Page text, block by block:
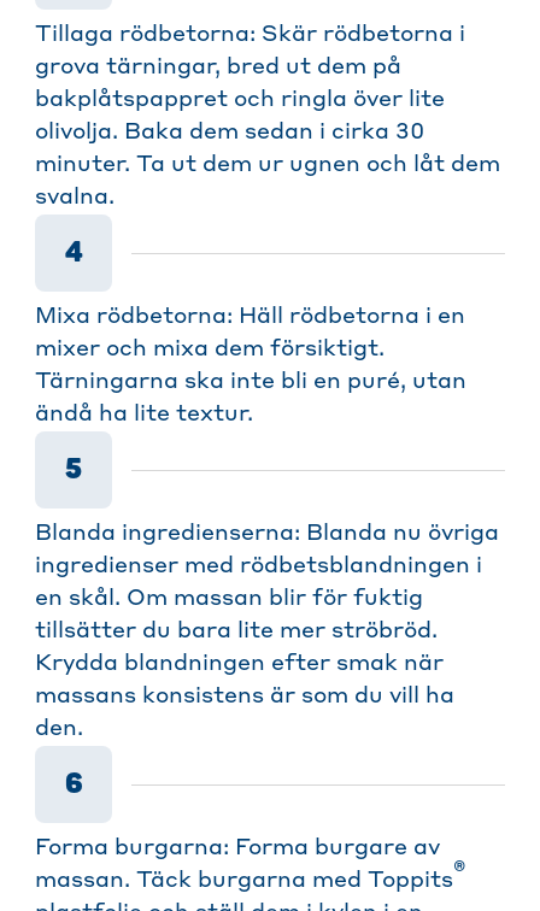
Tillaga rödbetorna: Skär rödbetorna i
grova tärningar, bred ut dem på
bakplåtspappret och ringla över lite
olivolja. Baka dem sedan i cirka 30
minuter. Ta ut dem ur ugnen och låt dem
svalna.
4
Mixa rödbetorna: Häll rödbetorna i en
mixer och mixa dem försiktigt.
Tärningarna ska inte bli en puré, utan
ändå ha lite textur.
5
Blanda ingredienserna: Blanda nu övriga
ingredienser med rödbetsblandningen i
en skål. Om massan blir för fuktig
tillsätter du bara lite mer ströbröd.
Krydda blandningen efter smak när
massans konsistens är som du vill ha
den.
6
Forma burgarna: Forma burgare av
massan. Täck burgarna med Toppits®